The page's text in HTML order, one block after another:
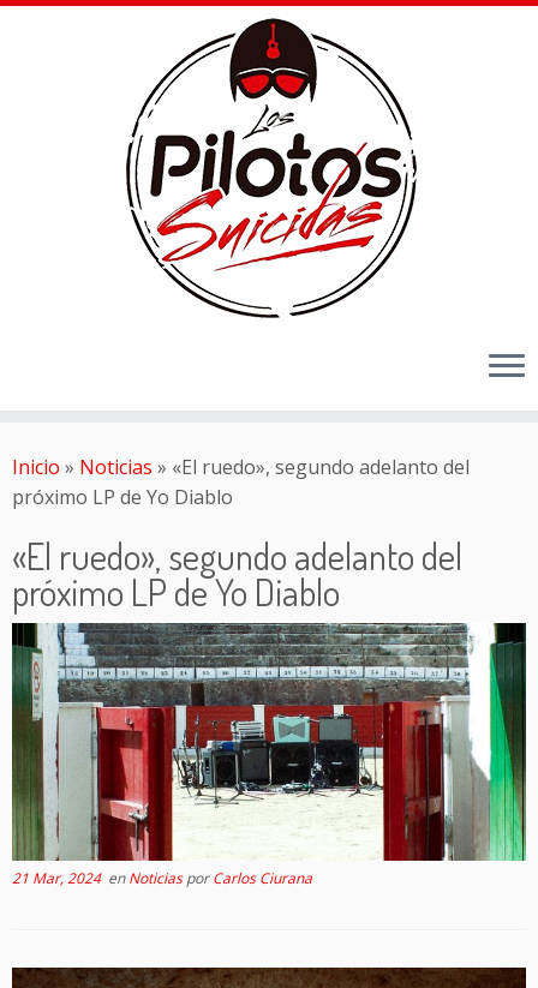
Inicio » Noticias » «El ruedo», segundo adelanto del
próximo LP de Yo Diablo
«El ruedo», segundo adelanto del
próximo LP de Yo Diablo
21 Mar, 2024enNoticiasporCarlos Ciurana